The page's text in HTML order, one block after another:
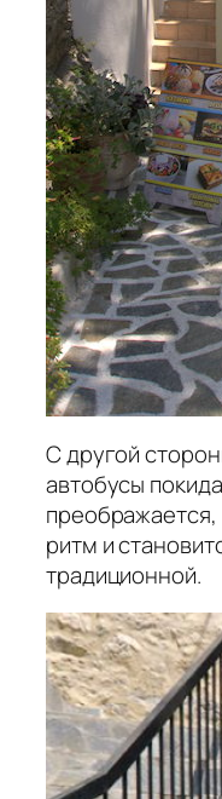
С другой
автобусы
преображается,
ритм и
традиционной.